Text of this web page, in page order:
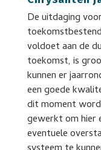
De uitdaging
voldoet aan de
toekomst, is
kunnen er
een goede
dit moment
gewerkt om hier
eventuele